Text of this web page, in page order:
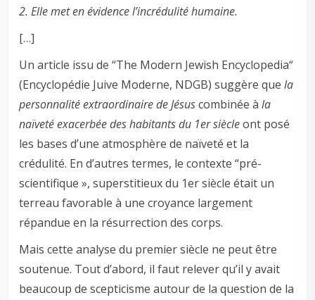
2. Elle met en évidence l’incrédulité humaine.
[…]
Un article issu de “The Modern Jewish Encyclopedia“
(Encyclopédie Juive Moderne, NDGB) suggère quela
personnalité extraordinaire de Jésuscombinée à la
naïveté exacerbée des habitants du 1er siècleont posé
les bases d’une atmosphère de naïveté et la
crédulité. En d’autres termes, le contexte “pré-
scientifique », superstitieux du 1er siècle était un
terreau favorable à une croyance largement
répandue en la résurrection des corps.
Mais cette analyse du premier siècle ne peut être
soutenue. Tout d’abord, il faut relever qu’il y avait
beaucoup de scepticisme autour de la question de la